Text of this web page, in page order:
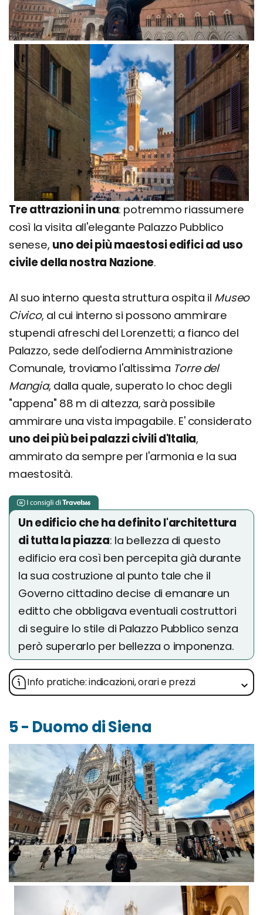
Tre attrazioni in una: potremmo riassumere
così la visita all'elegante Palazzo Pubblico
senese, uno dei più maestosi edifici ad uso
civile della nostra Nazione.
Al suo interno questa struttura ospita il Museo
Civico, al cui interno si possono ammirare
stupendi afreschi del Lorenzetti; a fianco del
Palazzo, sede dell'odierna Amministrazione
Comunale, troviamo l'altissima Torre del
Mangia, dalla quale, superato lo choc degli
"appena" 88 m di altezza, sarà possibile
ammirare una vista impagabile. E' considerato
uno dei più bei palazzi civili d'Italia,
ammirato da sempre per l'armonia e la sua
maestosità.
Un edificio che ha definito l'architettura
di tutta la piazza: la bellezza di questo
edificio era così ben percepita già durante
la sua costruzione al punto tale che il
Governo cittadino decise di emanare un
editto che obbligava eventuali costruttori
di seguire lo stile di Palazzo Pubblico senza
però superarlo per bellezza o imponenza.
Info pratiche: indicazioni, orari e prezzi
5 - Duomo di Siena